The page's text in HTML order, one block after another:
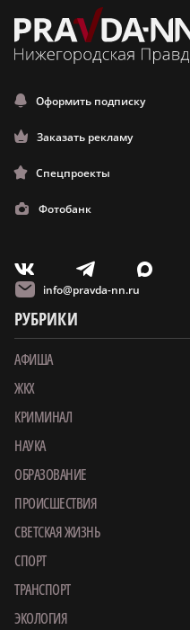
Оформить подписку
Заказать рекламу
Спецпроекты
Фотобанк
V T X
info@pravda-nn.ru
РУБРИКИ
АФИША
ЖКХ
КРИМИНАЛ
НАУКА
ОБРАЗОВАНИЕ
ПРОИСШЕСТВИЯ
СВЕТСКАЯ ЖИЗНЬ
СПОРТ
ТРАНСПОРТ
ЭКОЛОГИЯ